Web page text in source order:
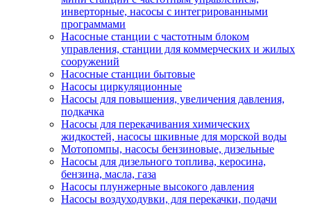
инверторные, насосы с интегрированными
программами
Насосные станции с частотным блоком
управления, станции для коммерческих и жилых
сооружений
Насосные станции бытовые
Насосы циркуляционные
Насосы для повышения, увеличения давления,
подкачка
Насосы для перекачивания химических
жидкостей, насосы шкивные для морской воды
Мотопомпы, насосы бензиновые, дизельные
Насосы для дизельного топлива, керосина,
бензина, масла, газа
Насосы плунжерные высокого давления
Насосы воздуходувки, для перекачки, подачи